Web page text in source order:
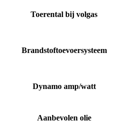
Toerental bij volgas
Brandstoftoevoersysteem
Dynamo amp/watt
Aanbevolen olie